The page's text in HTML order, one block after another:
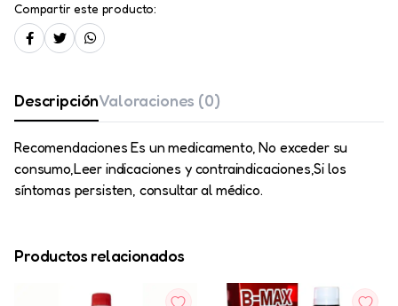
Compartir este producto:
DescripciónValoraciones (0)
Recomendaciones Es un medicamento, No exceder su
consumo,Leer indicaciones y contraindicaciones,Si los
síntomas persisten, consultar al médico.
Productos relacionados